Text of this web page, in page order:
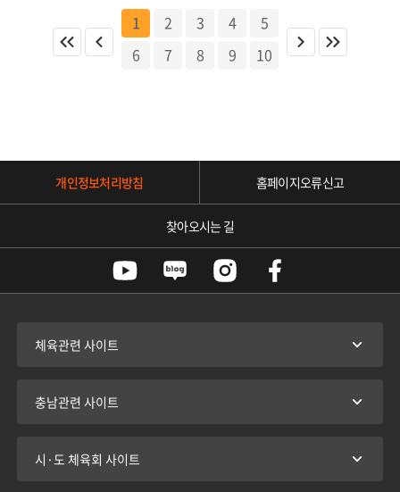
1 2 3 4
5
6
7 8 9 10
개인정보처리방침 홈페이지오류신고
찾아오시는 길
체육관련 사이트
충남관련 사이트
시·도 체육회 사이트